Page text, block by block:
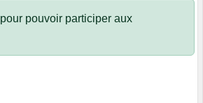
pour pouvoir participer aux